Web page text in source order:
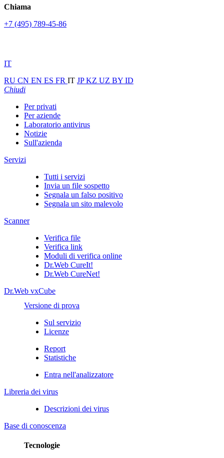
Chiama
+7 (495) 789-45-86
IT
RU CN EN ES FR IT JPKZ UZ BY ID
Chiudi
Per privati
Per aziende
Laboratorio antivirus
Notizie
Sull'azienda
Servizi
Tutti i servizi
Invia un file sospetto
Segnala un falso positivo
Segnala un sito malevolo
Scanner
Verifica file
Verifica link
Moduli di verifica online
Dr.Web CureIt!
Dr.Web CureNet!
Dr.Web vxCube
Versione di prova
Sul servizio
Licenze
Report
Statistiche
Entra nell'analizzatore
Libreria dei virus
Descrizioni dei virus
Base di conoscenza
Tecnologie